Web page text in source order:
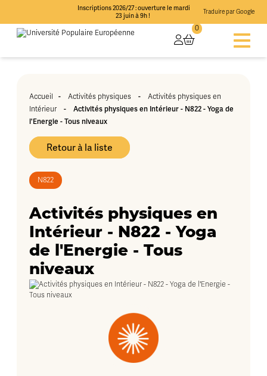
Inscriptions 2026/27 : ouverture le mardi
23 juin à 9h !
Traduire par Google
0
Accueil - Activités physiques - Activités physiques en
Intérieur
- Activités physiques en Intérieur - N822 - Yoga de
l'Energie - Tous niveaux
Retour à la liste
N822
Activités physiques en
Intérieur - N822 - Yoga
de l'Energie - Tous
niveaux